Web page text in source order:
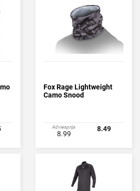
Fox Rage Lightweight
Camo Snood
Adviesprijs
8.99
8.49